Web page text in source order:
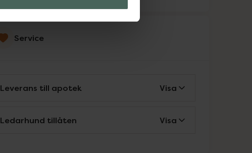
Service
Leverans till apotek Visa
Ledarhund tillåten Visa